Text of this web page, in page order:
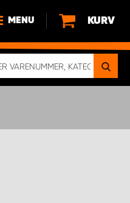
MENU
HVORFOR VÆLGE WORK
KURV